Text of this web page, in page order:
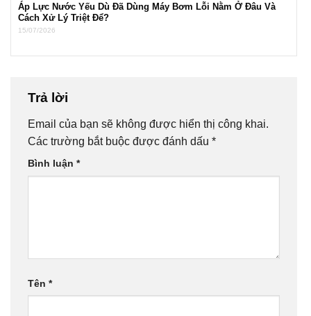
Áp Lực Nước Yếu Dù Đã Dùng Máy Bơm Lỗi Nằm Ở Đâu Và
Cách Xử Lý Triệt Để?
15/07/2026
Trả lời
Email của bạn sẽ không được hiển thị công khai.
Các trường bắt buộc được đánh dấu *
Bình luận *
Tên *